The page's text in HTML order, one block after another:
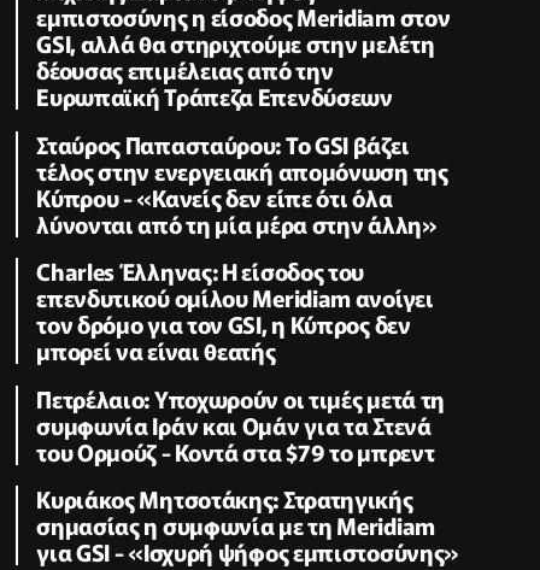
εμπιστοσύνης η είσοδος Meridiam στον
GSI, αλλά θα στηριχτούμε στην μελέτη
δέουσας επιμέλειας από την
Ευρωπαϊκή Τράπεζα Επενδύσεων
Σταύρος Παπασταύρου: Το GSI βάζει
τέλος στην ενεργειακή απομόνωση της
Κύπρου - «Κανείς δεν είπε ότι όλα
λύνονται από τη μία μέρα στην άλλη»
Charles Έλληνας: Η είσοδος του
επενδυτικού ομίλου Meridiam ανοίγει
τον δρόμο για τον GSI, η Κύπρος δεν
μπορεί να είναι θεατής
Πετρέλαιο: Υποχωρούν οι τιμές μετά τη
συμφωνία Ιράν και Ομάν για τα Στενά
του Ορμούζ - Κοντά στα $79 το μπρεντ
Κυριάκος Μητσοτάκης: Στρατηγικής
σημασίας η συμφωνία με τη Meridiam
για GSI - «Ισχυρή ψήφος εμπιστοσύνης»